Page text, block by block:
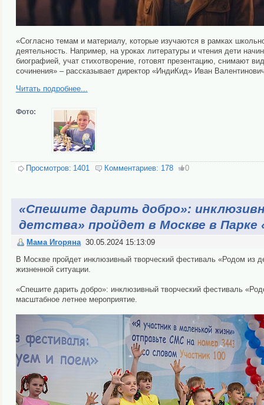
«Согласно темам и материалу, которые изучаются в рамках
деятельность. Например, на уроках литературы и чтения дети
биографией, учат стихотворение, готовят презентацию, снимают
сочинения» – рассказывает директор «ИндиКид» Иван
Читать подробнее...
Фото:
Просмотров: 1401 Комментариев: 178 0
«Спешите дарить добро»:
детства» пройдет в Москве в Парке
Мама Игоряна 30.05.2024 15:13:09
В Москве пройдет инклюзивный творческий фестиваль «Родом из
жизненной ситуации.
«Спешите дарить добро»: инклюзивный творческий фестиваль
масштабное летнее мероприятие.